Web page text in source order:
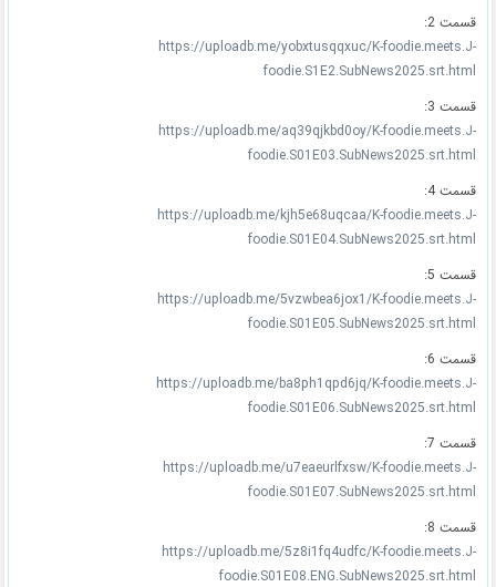
قسمت 2:
https://uploadb.me/yobxtusqqxuc/K-foodie.meets.J-
foodie.S1E2.SubNews2025.srt.html
قسمت 3:
https://uploadb.me/aq39qjkbd0oy/K-foodie.meets.J-
foodie.S01E03.SubNews2025.srt.html
قسمت 4:
https://uploadb.me/kjh5e68uqcaa/K-foodie.meets.J-
foodie.S01E04.SubNews2025.srt.html
قسمت 5:
https://uploadb.me/5vzwbea6jox1/K-foodie.meets.J-
foodie.S01E05.SubNews2025.srt.html
قسمت 6:
https://uploadb.me/ba8ph1qpd6jq/K-foodie.meets.J-
foodie.S01E06.SubNews2025.srt.html
قسمت 7:
https://uploadb.me/u7eaeurlfxsw/K-foodie.meets.J-
foodie.S01E07.SubNews2025.srt.html
قسمت 8:
https://uploadb.me/5z8i1fq4udfc/K-foodie.meets.J-
foodie.S01E08.ENG.SubNews2025.srt.html